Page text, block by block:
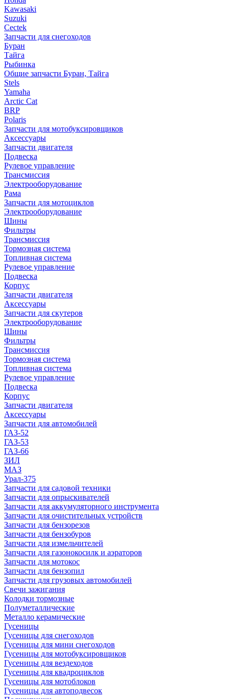
Kawasaki
Suzuki
Cectek
Запчасти для снегоходов
Буран
Тайга
Рыбинка
Общие запчасти Буран, Тайга
Stels
Yamaha
Arctic Cat
BRP
Polaris
Запчасти для мотобуксировщиков
Аксессуары
Запчасти двигателя
Подвеска
Рулевое управление
Трансмиссия
Электрооборудование
Рама
Запчасти для мотоциклов
Электрооборудование
Шины
Фильтры
Трансмиссия
Тормозная система
Топливная система
Рулевое управление
Подвеска
Корпус
Запчасти двигателя
Аксессуары
Запчасти для скутеров
Электрооборудование
Шины
Фильтры
Трансмиссия
Тормозная система
Топливная система
Рулевое управление
Подвеска
Корпус
Запчасти двигателя
Аксессуары
Запчасти для автомобилей
ГАЗ-52
ГАЗ-53
ГАЗ-66
ЗИЛ
МАЗ
Урал-375
Запчасти для садовой техники
Запчасти для опрыскивателей
Запчасти для аккумуляторного инструмента
Запчасти для очистительных устройств
Запчасти для бензорезов
Запчасти для бензобуров
Запчасти для измельчителей
Запчасти для газонокосилк и аэраторов
Запчасти для мотокос
Запчасти для бензопил
Запчасти для грузовых автомобилей
Свечи зажигания
Колодки тормозные
Полуметаллические
Металло керамические
Гусеницы
Гусеницы для снегоходов
Гусеницы для мини снегоходов
Гусеницы для мотобуксировщиков
Гусеницы для вездеходов
Гусеницы для квадроциклов
Гусеницы для мотоблоков
Гусеницы для автоподвесок